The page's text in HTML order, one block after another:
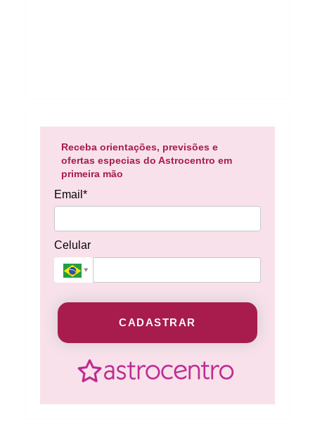
Receba orientações, previsões e
ofertas especias do Astrocentro em
primeira mão
Email*
Celular
CADASTRAR